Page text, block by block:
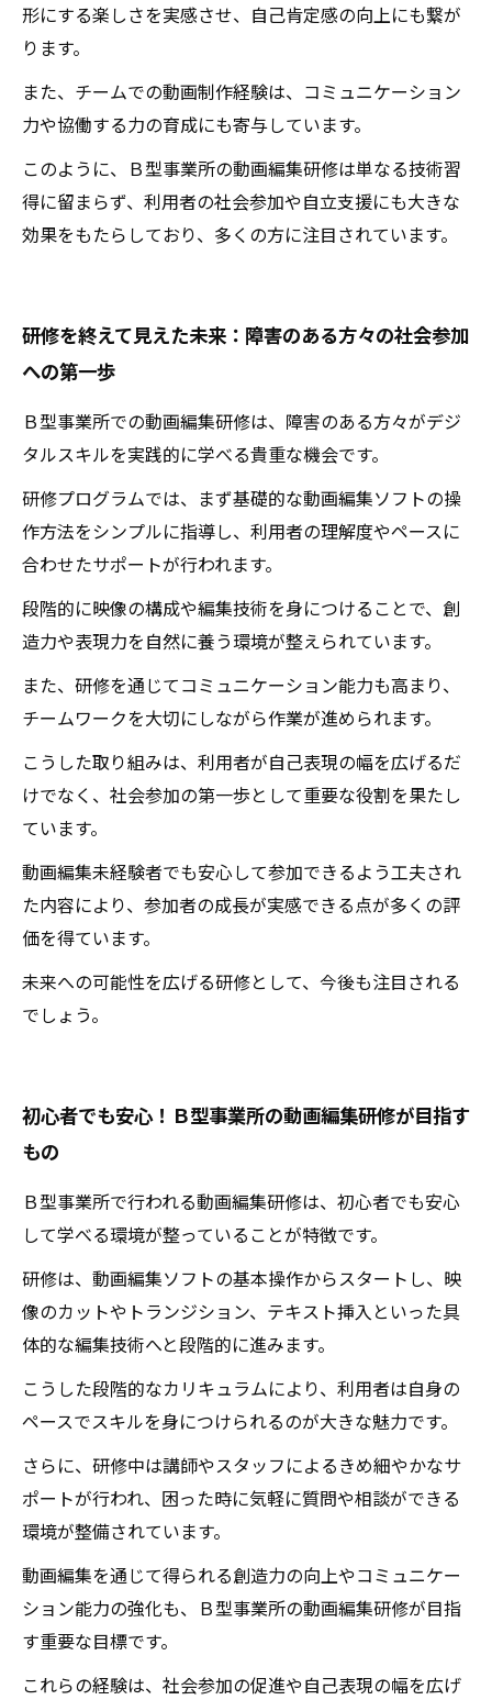
形にする楽しさを実感させ、自己肯定感の向上にも繋が
ります。
また、チームでの動画制作経験は、コミュニケーション
力や協働する力の育成にも寄与しています。
このように、Ｂ型事業所の動画編集研修は単なる技術習
得に留まらず、利用者の社会参加や自立支援にも大きな
効果をもたらしており、多くの方に注目されています。
研修を終えて見えた未来：障害のある方々の社会参加
への第一歩
Ｂ型事業所での動画編集研修は、障害のある方々がデジ
タルスキルを実践的に学べる貴重な機会です。
研修プログラムでは、まず基礎的な動画編集ソフトの操
作方法をシンプルに指導し、利用者の理解度やペースに
合わせたサポートが行われます。
段階的に映像の構成や編集技術を身につけることで、創
造力や表現力を自然に養う環境が整えられています。
また、研修を通じてコミュニケーション能力も高まり、
チームワークを大切にしながら作業が進められます。
こうした取り組みは、利用者が自己表現の幅を広げるだ
けでなく、社会参加の第一歩として重要な役割を果たし
ています。
動画編集未経験者でも安心して参加できるよう工夫され
た内容により、参加者の成長が実感できる点が多くの評
価を得ています。
未来への可能性を広げる研修として、今後も注目される
でしょう。
初心者でも安心！Ｂ型事業所の動画編集研修が目指す
もの
Ｂ型事業所で行われる動画編集研修は、初心者でも安心
して学べる環境が整っていることが特徴です。
研修は、動画編集ソフトの基本操作からスタートし、映
像のカットやトランジション、テキスト挿入といった具
体的な編集技術へと段階的に進みます。
こうした段階的なカリキュラムにより、利用者は自身の
ペースでスキルを身につけられるのが大きな魅力です。
さらに、研修中は講師やスタッフによるきめ細やかなサ
ポートが行われ、困った時に気軽に質問や相談ができる
環境が整備されています。
動画編集を通じて得られる創造力の向上やコミュニケー
ション能力の強化も、Ｂ型事業所の動画編集研修が目指
す重要な目標です。
これらの経験は、社会参加の促進や自己表現の幅を広げ